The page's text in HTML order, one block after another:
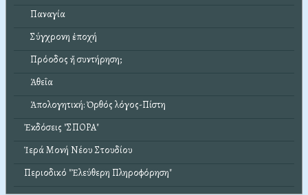
Παναγία
Σύγχρονη ἐποχή
Πρόοδος ἤ συντήρηση;
Ἀθεΐα
Ἀπολογητική: Ὀρθός λόγος-Πίστη
Ἐκδόσεις "ΣΠΟΡΑ"
Ἱερά Μονή Νέου Στουδίου
Περιοδικό "Ἐλεύθερη Πληροφόρηση"